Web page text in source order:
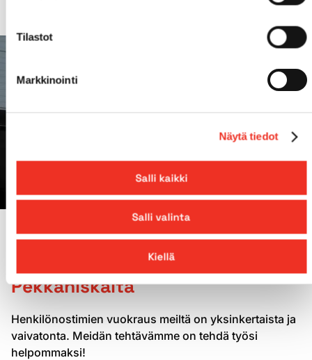
Tilastot
Markkinointi
Näytä tiedot
Salli kaikki
Salli valinta
Kiellä
MIKSI PEKKANISKALTA?
Henkilönostimien vuokraus
Pekkaniskalta
Henkilönostimien vuokraus meiltä on yksinkertaista ja
vaivatonta. Meidän tehtävämme on tehdä työsi
helpommaksi!